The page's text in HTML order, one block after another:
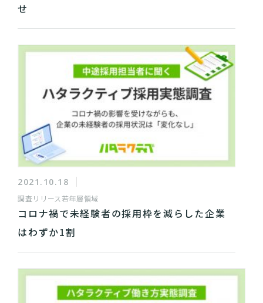
せ
2021.10.18
調査リリース 若年層領域
コロナ禍で未経験者の採用枠を減らした企業
はわずか1割